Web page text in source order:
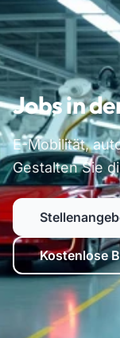
Jobs in
E-Mobilität,
Gestalten Sie
Kostenlose